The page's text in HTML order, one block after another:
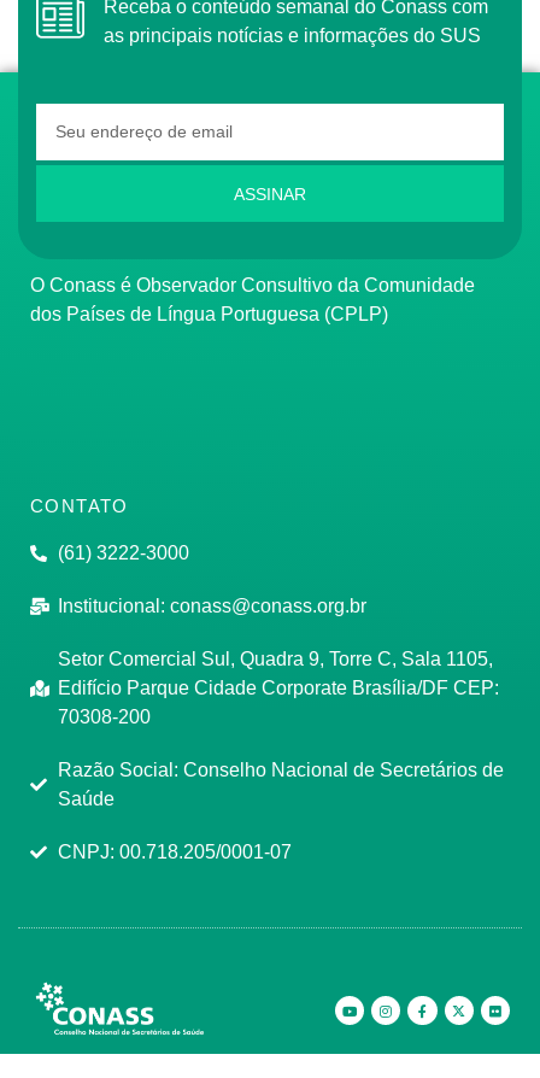
Receba o conteúdo semanal do Conass com
as principais notícias e informações do SUS
ASSINAR
O Conass é Observador Consultivo da Comunidade
dos Países de Língua Portuguesa (CPLP)
CONTATO
(61) 3222-3000
Institucional: conass@conass.org.br
Setor Comercial Sul, Quadra 9, Torre C, Sala 1105,
Edifício Parque Cidade Corporate Brasília/DF CEP:
70308-200
Razão Social: Conselho Nacional de Secretários de
Saúde
CNPJ: 00.718.205/0001-07